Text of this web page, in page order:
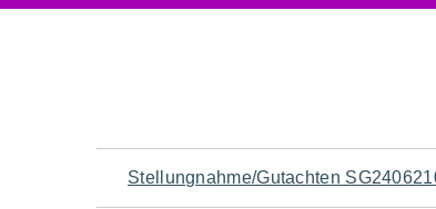
Navigation
Stellungnahme/Gutachten